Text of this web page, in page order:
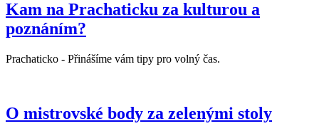
Kam na Prachaticku za kulturou a
poznáním?
Prachaticko - Přinášíme vám tipy pro volný čas.
O mistrovské body za zelenými stoly